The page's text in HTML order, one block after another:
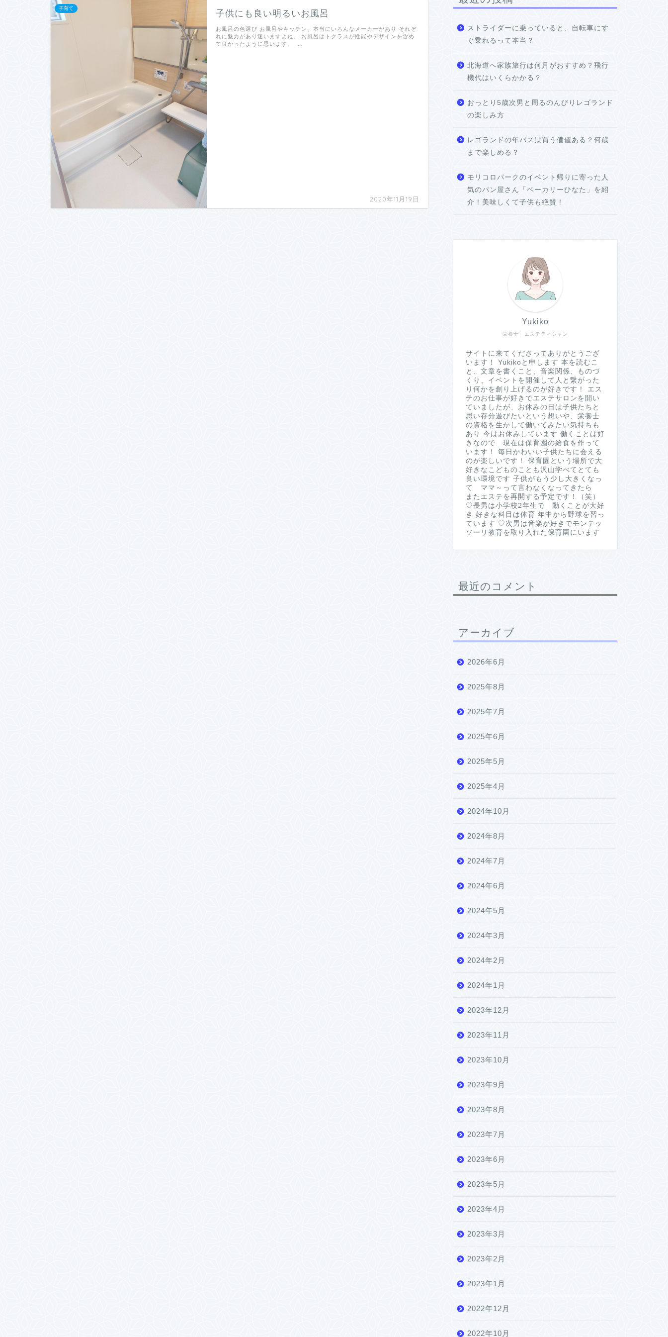
子育て
子供にも良い明るいお風呂
2020年11月19日
お風呂の色選び お風呂やキッチン、本当にいろんなメーカーがあり それぞ
れに魅力があり迷いますよね。 お風呂はトクラスが性能やデザインを含め
て良かったように思います。 …
ストライダーに乗っていると、自転車にす
ぐ乗れるって本当？
北海道へ家族旅行は何月がおすすめ？飛行
機代はいくらかかる？
おっとり5歳次男と周るのんびりレゴランド
の楽しみ方
レゴランドの年パスは買う価値ある？何歳
まで楽しめる？
モリコロパークのイベント帰りに寄った人
気のパン屋さん「ベーカリーひなた」を紹
介！美味しくて子供も絶賛！
栄養士 エステティシャン
Yukiko
サイトに来てくださってありがとうござ
います！ Yukikoと申します 本を読むこ
と、文章を書くこと、音楽関係、ものづ
くり、イベントを開催して人と繋がった
り何かを創り上げるのが好きです！ エス
テのお仕事が好きでエステサロンを開い
ていましたが、お休みの日は子供たちと
思い存分遊びたいという想いや、栄養士
の資格を生かして働いてみたい気持ちも
あり 今はお休みしています 働くことは好
きなので 現在は保育園の給食を作って
います！ 毎日かわいい子供たちに会える
のが楽しいです！ 保育園という場所で大
好きなこどものことも沢山学べてとても
良い環境です 子供がもう少し大きくなっ
て ママ～って言わなくなってきたら
またエステを再開する予定です！（笑）
♡長男は小学校2年生で 動くことが大好
き 好きな科目は体育 年中から野球を習っ
ています ♡次男は音楽が好きでモンテッ
ソーリ教育を取り入れた保育園にいます
最近のコメント
アーカイブ
2026年6月
2025年8月
2025年7月
2025年6月
2025年5月
2025年4月
2024年10月
2024年8月
2024年7月
2024年6月
2024年5月
2024年3月
2024年2月
2024年1月
2023年12月
2023年11月
2023年10月
2023年9月
2023年8月
2023年7月
2023年6月
2023年5月
2023年4月
2023年3月
2023年2月
2023年1月
2022年12月
2022年10月